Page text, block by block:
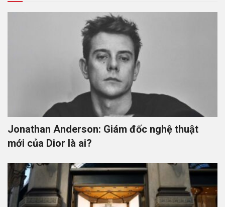
Jonathan Anderson: Giám đốc nghệ thuật
mới của Dior là ai?